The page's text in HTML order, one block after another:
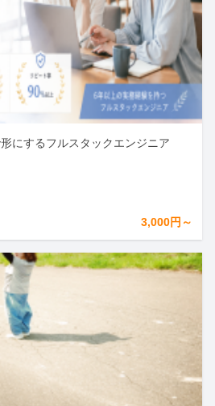
にするフルスタックエンジニア
3,000円～